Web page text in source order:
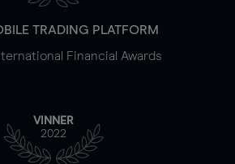
TRADING PLATFORM
Financial Awards
VINNER
2022